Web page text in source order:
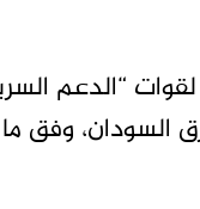
مسيّرة لقوات
وفق